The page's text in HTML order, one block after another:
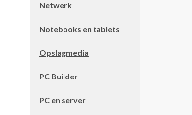
Netwerk
Notebooks en tablets
Opslagmedia
PC Builder
PC en server